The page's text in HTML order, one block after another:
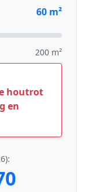
60 m²
200 m²
houtrot
en